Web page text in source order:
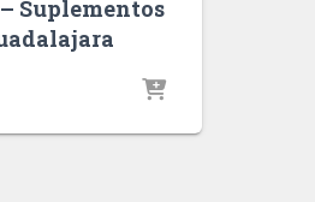
Suplementos